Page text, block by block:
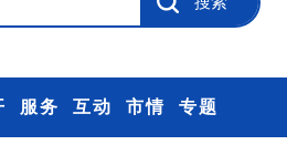
服务 互动 市情 专题